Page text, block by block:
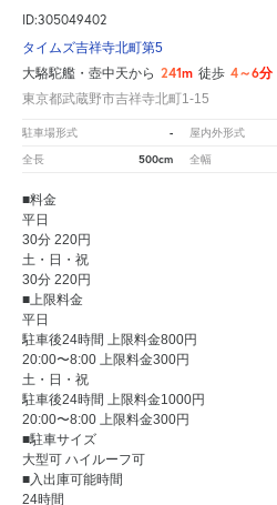
ID:305049402
タイムズ吉祥寺北町第5
大駱駝艦・壺中天から 241m 徒歩 4～6分
東京都武蔵野市吉祥寺北町1-15
駐車場形式 - 屋内外形式
全長 500cm 全幅
■料金
平日
30分 220円
土・日・祝
30分 220円
■上限料金
平日
駐車後24時間 上限料金800円
20:00〜8:00 上限料金300円
土・日・祝
駐車後24時間 上限料金1000円
20:00〜8:00 上限料金300円
■駐車サイズ
大型可 ハイルーフ可
■入出庫可能時間
24時間